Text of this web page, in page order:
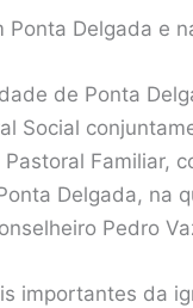
Delgada e
de Ponta
Social
Familiar,
Delgada, na
Pedro
importantes da